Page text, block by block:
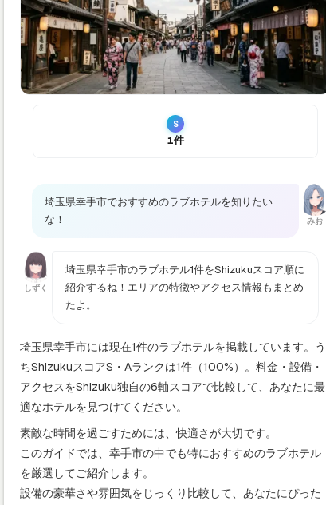
S
1件
みお
埼玉県幸手市でおすすめのラブホテルを知りたい
な！
しずく
埼玉県幸手市のラブホテル1件をShizukuスコア順に
紹介するね！エリアの特徴やアクセス情報もまとめ
たよ。
埼玉県幸手市には現在1件のラブホテルを掲載しています。う
ちShizukuスコアS・Aランクは1件（100%）。料金・設備・
アクセスをShizuku独自の6軸スコアで比較して、あなたに最
適なホテルを見つけてください。
素敵な時間を過ごすためには、快適さが大切です。
このガイドでは、幸手市の中でも特におすすめのラブホテル
を厳選してご紹介します。
設備の豪華さや雰囲気をじっくり比較して、あなたにぴった